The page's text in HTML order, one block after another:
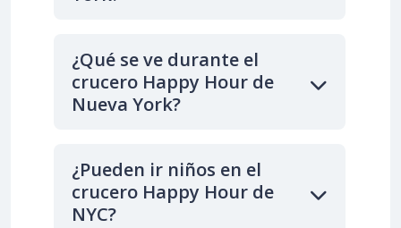
¿Qué se ve durante el
crucero Happy Hour de
Nueva York?
¿Pueden ir niños en el
crucero Happy Hour de
NYC?